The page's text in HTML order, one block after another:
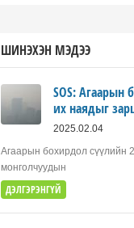
ШИНЭХЭН МЭДЭЭ
SOS: Агаарын
их наядыг
2025.02.04
Агаарын бохирдол сүүлийн
монголчуудын
ДЭЛГЭРЭНГҮЙ